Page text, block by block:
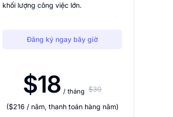
khối lượng công việc lớn.
Đăng ký ngay bây giờ
$18 / tháng $30
($216 / năm, thanh toán hàng năm)